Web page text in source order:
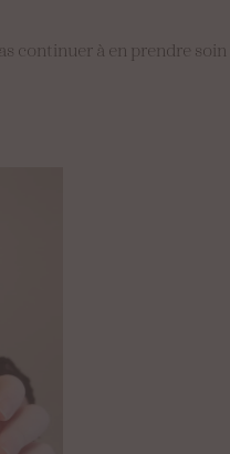
continuer à en prendre